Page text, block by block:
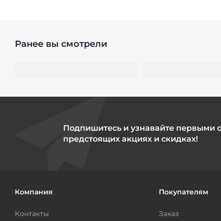
Ранее вы смотрели
Подпишитесь и узнавайте первыми
предстоящих акциях и скидках!
Компания
Контакты
Покупателям
Заказ